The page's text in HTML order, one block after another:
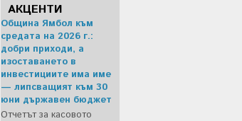
АКЦЕНТИ
Община Ямбол към
средата на 2026 г.:
добри приходи, а
изоставането в
инвестициите има име
— липсващият към 30
юни държавен бюджет
Отчетът за касовото